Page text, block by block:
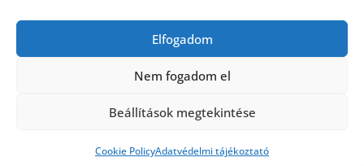
Elfogadom
Nem fogadom el
Beállítások megtekintése
Cookie PolicyAdatvédelmi tájékoztató